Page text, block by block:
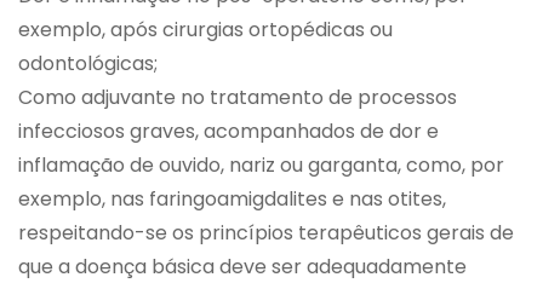
exemplo, após cirurgias ortopédicas ou
odontológicas;
Como adjuvante no tratamento de processos
infecciosos graves, acompanhados de dor e
inflamação de ouvido, nariz ou garganta, como, por
exemplo, nas faringoamigdalites e nas otites,
respeitando-se os princípios terapêuticos gerais de
que a doença básica deve ser adequadamente